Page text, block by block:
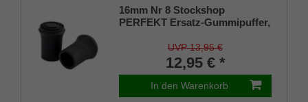
16mm Nr 8 Stockshop
PERFEKT Ersatz-Gummipuffer,
elegant, mit Metalleinlage (VE 2
UVP 13,95 €
12,95 € *
In den Warenkorb